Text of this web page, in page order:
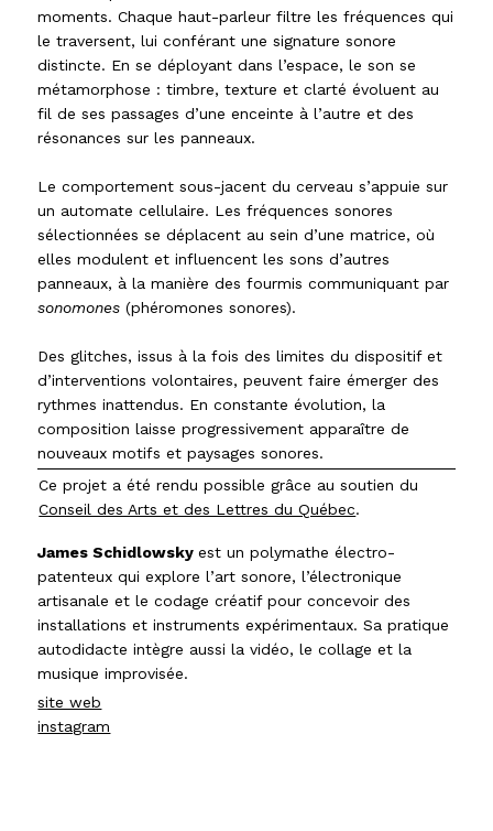
moments. Chaque haut-parleur filtre les fréquences qui
le traversent, lui conférant une signature sonore
distincte. En se déployant dans l’espace, le son se
métamorphose : timbre, texture et clarté évoluent au
fil de ses passages d’une enceinte à l’autre et des
résonances sur les panneaux.
Le comportement sous-jacent du cerveau s’appuie sur
un automate cellulaire. Les fréquences sonores
sélectionnées se déplacent au sein d’une matrice, où
elles modulent et influencent les sons d’autres
panneaux, à la manière des fourmis communiquant par
sonomones (phéromones sonores).
Des glitches, issus à la fois des limites du dispositif et
d’interventions volontaires, peuvent faire émerger des
rythmes inattendus. En constante évolution, la
composition laisse progressivement apparaître de
nouveaux motifs et paysages sonores.
Ce projet a été rendu possible grâce au soutien du
Conseil des Arts et des Lettres du Québec.
James Schidlowskyest un polymathe électro-
patenteux qui explore l’art sonore, l’électronique
artisanale et le codage créatif pour concevoir des
installations et instruments expérimentaux. Sa pratique
autodidacte intègre aussi la vidéo, le collage et la
musique improvisée.
site web
instagram